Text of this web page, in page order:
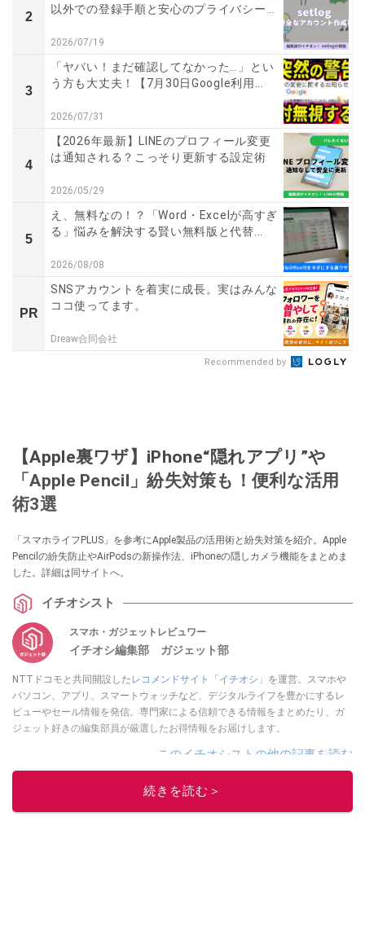
2
以外での登録手順と安心のプライバシー...
2026/07/19
3
「ヤバい！まだ確認してなかった…」とい
う方も大丈夫！【7月30日Google利用...
2026/07/31
4
【2026年最新】LINEのプロフィール変更
は通知される？こっそり更新する設定術
2026/05/29
5
え、無料なの！？「Word・Excelが高すぎ
る」悩みを解決する賢い無料版と代替...
2026/08/08
PR
SNSアカウントを着実に成長。実はみんな
ココ使ってます。
Dreaw合同会社
Recommended by
【Apple裏ワザ】iPhone“隠れアプリ”や
「Apple Pencil」紛失対策も！便利な活用
術3選
「スマホライフPLUS」を参考にApple製品の活用術と紛失対策を紹介。Apple
Pencilの紛失防止やAirPodsの新操作法、iPhoneの隠しカメラ機能をまとめま
した。詳細は同サイトへ。
イチオシスト
スマホ・ガジェットレビュワー
イチオシ編集部 ガジェット部
NTTドコモと共同開設した レコメンドサイト「イチオシ」 を運営。スマホや
パソコン、アプリ、スマートウォッチなど、デジタルライフを豊かにするレ
ビューやセール情報を発信。専門家による信頼できる情報をまとめたり、ガ
ジェット好きの編集部員が厳選したお得情報をお届けします。
このイチオシストの他の記事を読む
続きを読む＞